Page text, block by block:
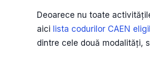
Deoarece nu toate
aici lista codurilor CAEN
dintre cele două modalități,